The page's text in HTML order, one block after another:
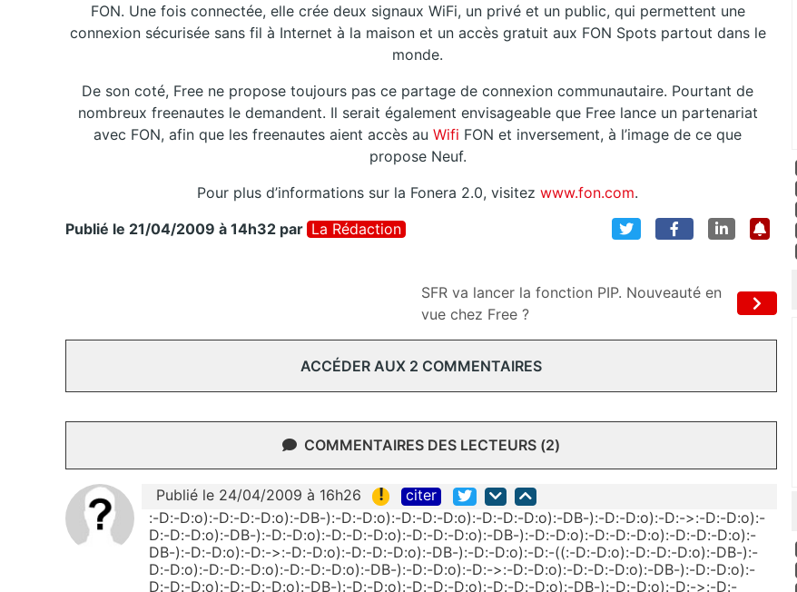
FON. Une fois connectée, elle crée deux signaux WiFi, un privé et un public, qui permettent une
connexion sécurisée sans fil à Internet à la maison et un accès gratuit aux FON Spots partout dans le
monde.
De son coté, Free ne propose toujours pas ce partage de connexion communautaire. Pourtant de
nombreux freenautes le demandent. Il serait également envisageable que Free lance un partenariat
avec FON, afin que les freenautes aient accès au Wifi FON et inversement, à l’image de ce que
propose Neuf.
Pour plus d’informations sur la Fonera 2.0, visitez www.fon.com.
Publié le 21/04/2009 à 14h32 par La Rédaction
SFR va lancer la fonction PIP. Nouveauté en
vue chez Free ?
ACCÉDER AUX 2 COMMENTAIRES
COMMENTAIRES DES LECTEURS (2)
Publié le 24/04/2009 à 16h26 !
citer
:-D:-D:o):-D:-D:-D:o):-DB-):-D:-D:o):-D:-D:-D:o):-D:-D:-D:o):-DB-):-D:-D:o):-D:->:-D:-D:o):-
D:-D:-D:o):-DB-):-D:-D:o):-D:-D:-D:o):-D:-D:-D:o):-DB-):-D:-D:o):-D:-D:-D:o):-D:-D:-D:o):-
DB-):-D:-D:o):-D:->:-D:-D:o):-D:-D:-D:o):-DB-):-D:-D:o):-D:-((:-D:-D:o):-D:-D:-D:o):-DB-):-
D:-D:o):-D:-D:-D:o):-D:-D:-D:o):-DB-):-D:-D:o):-D:->:-D:-D:o):-D:-D:-D:o):-DB-):-D:-D:o):-
D:-D:-D:o):-D:-D:-D:o):-DB-):-D:-D:o):-D:-D:-D:o):-D:-D:-D:o):-DB-):-D:-D:o):-D:->:-D:-